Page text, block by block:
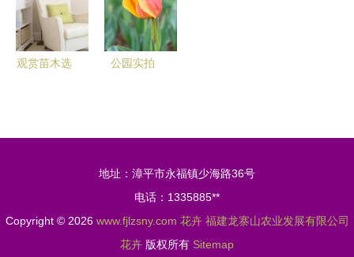
指南
观赏苗木选
公园实拍
地址：漳平市永福镇少海路36号
电话：1335885**
Copyright © 2026 www.fjlzsny.com 花卉 福建龙寨山农业发展有限公司
花卉 版权所有 Sitemap